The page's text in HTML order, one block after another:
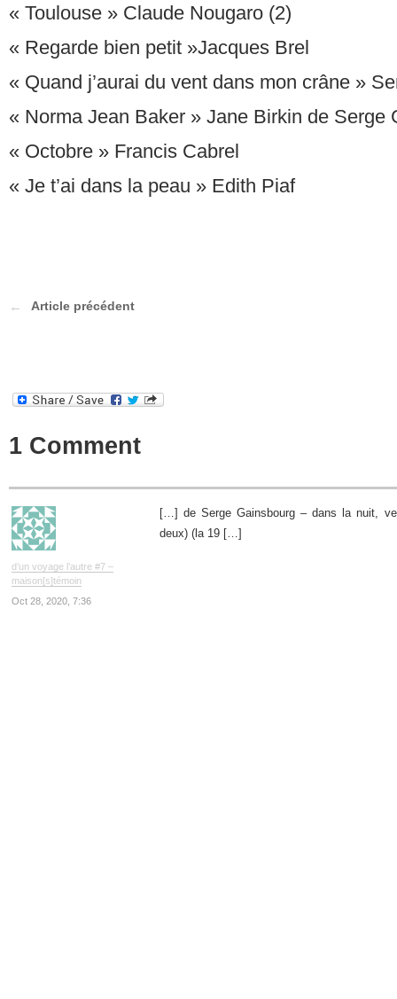
« Toulouse » Claude Nougaro (2)
« Regarde bien petit »Jacques Brel
« Quand j’aurai du vent dans mon crâne »
« Norma Jean Baker » Jane Birkin de Serge
« Octobre » Francis Cabrel
« Je t’ai dans la peau » Edith Piaf
Article précédent
1 Comment
d’un voyage l’autre #7 –
maison[s]témoin
Oct 28, 2020, 7:36
[…] de Serge Gainsbourg – dans la nuit,
deux) (la 19 […]